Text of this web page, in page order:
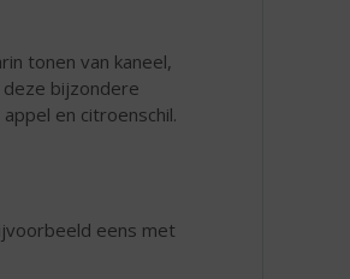
tonen van kaneel,
bijzondere
en citroenschil.
eens met